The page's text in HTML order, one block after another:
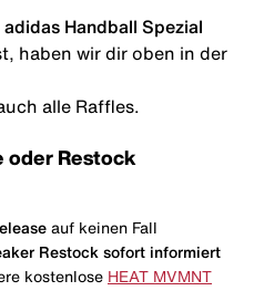
Handball Spezial
haben wir dir oben in der
alle Raffles.
oder Restock
auf keinen Fall
Restock sofort informiert
kostenlose HEAT MVMNT